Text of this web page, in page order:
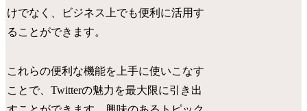
けでなく、ビジネス上でも便利に活用す
ることができます。
これらの便利な機能を上手に使いこなす
ことで、Twitterの魅力を最大限に引き出